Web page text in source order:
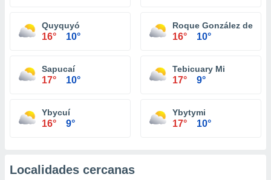
Quyquyó
16° 10°
Roque González de
16° 10°
Sapucaí
17° 10°
Tebicuary Mi
17° 9°
Ybycuí
16° 9°
Ybytymi
17° 10°
Localidades cercanas